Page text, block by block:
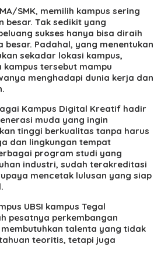
SMK, memilih kampus sering
besar. Tak sedikit yang
sukses hanya bisa diraih
Padahal, yang menentukan
sekadar lokasi kampus,
tersebut mampu
menghadapi dunia kerja dan
Kampus Digital Kreatif hadir
muda yang ingin
tinggi berkualitas tanpa harus
dan lingkungan tempat
program studi yang
industri, sudah terakreditasi
mencetak lulusan yang siap
UBSI kampus Tegal
pesatnya perkembangan
talenta yang tidak
teoritis, tetapi juga